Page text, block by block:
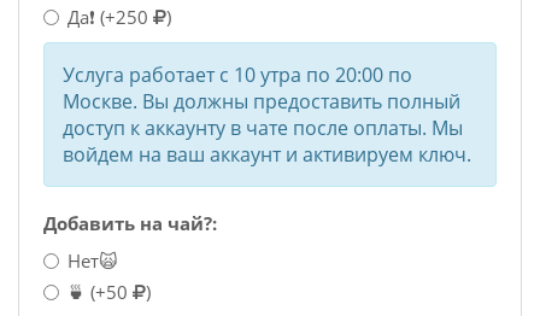
Да❗ (+250 )
Услуга работает с 10 утра по 20:00 по
Москве. Вы должны предоставить полный
доступ к аккаунту в чате после оплаты. Мы
войдем на ваш аккаунт и активируем ключ.
Добавить на чай?:
Нет🙀
🍵 (+50
)